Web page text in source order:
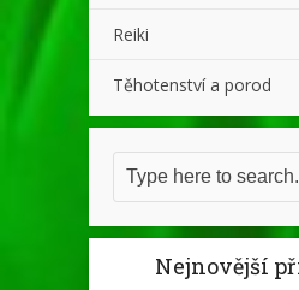
Reiki
Těhotenství a porod
Nejnovější